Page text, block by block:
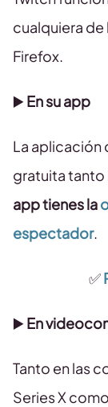
cualquiera de
Firefox.
▶️En su app
La aplicación
gratuita tanto
app tienes la
espectador.
✅
▶️En
Tanto en las
Series X